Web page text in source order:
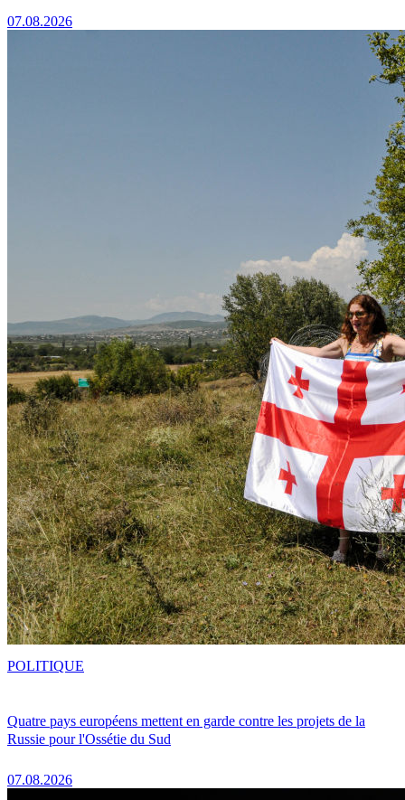
07.08.2026
Quatre pays européens mettent en garde contre les projets de la
Russie pour l'Ossétie du Sud
07.08.2026
POLITIQUE